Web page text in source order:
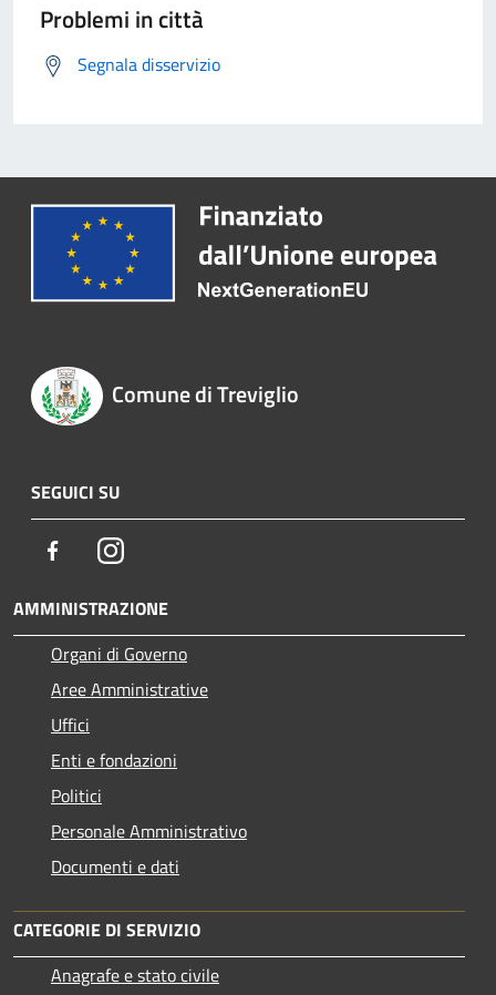
Problemi in città
Segnala disservizio
Comune di Treviglio
SEGUICI SU
FacebookInstagram
AMMINISTRAZIONE
Organi di Governo
Aree Amministrative
Uffici
Enti e fondazioni
Politici
Personale Amministrativo
Documenti e dati
CATEGORIE DI SERVIZIO
Anagrafe e stato civile